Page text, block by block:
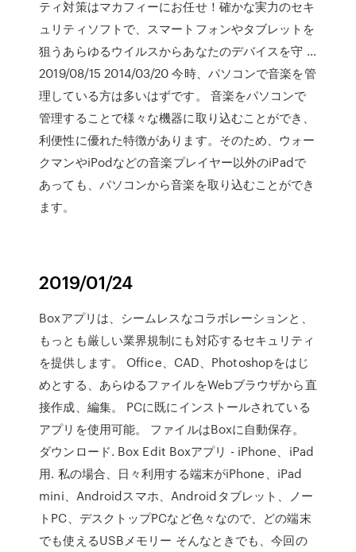
ティ対策はマカフィーにお任せ！確かな実力のセキ
ュリティソフトで、スマートフォンやタブレットを
狙うあらゆるウイルスからあなたのデバイスを守 …
2019/08/15 2014/03/20 今時、パソコンで音楽を管
理している方は多いはずです。 音楽をパソコンで
管理することで様々な機器に取り込むことができ、
利便性に優れた特徴があります。そのため、ウォー
クマンやiPodなどの音楽プレイヤー以外のiPadで
あっても、パソコンから音楽を取り込むことができ
ます。
2019/01/24
Boxアプリは、シームレスなコラボレーションと、
もっとも厳しい業界規制にも対応するセキュリティ
を提供します。 Office、CAD、Photoshopをはじ
めとする、あらゆるファイルをWebブラウザから直
接作成、編集。 PCに既にインストールされている
アプリを使用可能。 ファイルはBoxに自動保存。
ダウンロード. Box Edit Boxアプリ - iPhone、iPad
用. 私の場合、日々利用する端末がiPhone、iPad
mini、Androidスマホ、Androidタブレット、ノー
トPC、デスクトップPCなど色々なので、どの端末
でも使えるUSBメモリー そんなときでも、今回の